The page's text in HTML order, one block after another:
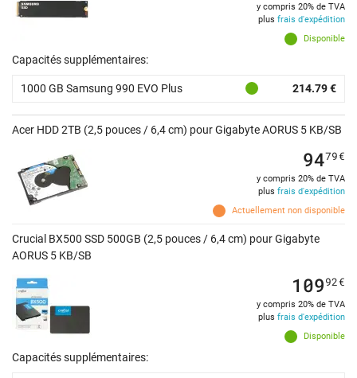
Disponible
y compris 20% de TVA
plus frais d'expédition
Capacités supplémentaires:
1000 GB Samsung 990 EVO Plus 214.79 €
Acer HDD 2TB (2,5 pouces / 6,4 cm) pour Gigabyte AORUS 5 KB/SB
Actuellement non disponible
9479€
y compris 20% de TVA
plus frais d'expédition
Crucial BX500 SSD 500GB (2,5 pouces / 6,4 cm) pour Gigabyte
AORUS 5 KB/SB
Disponible
10992€
y compris 20% de TVA
plus frais d'expédition
Capacités supplémentaires: